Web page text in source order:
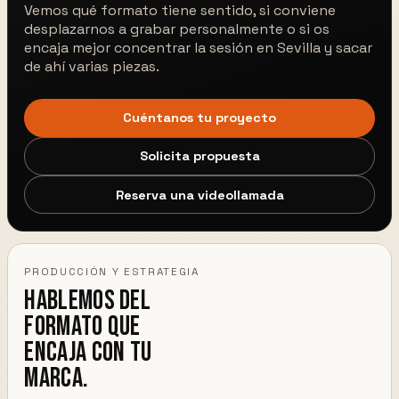
Vemos qué formato tiene sentido, si conviene
desplazarnos a grabar personalmente o si os
encaja mejor concentrar la sesión en Sevilla y sacar
de ahí varias piezas.
Cuéntanos tu proyecto
Solicita propuesta
Reserva una videollamada
PRODUCCIÓN Y ESTRATEGIA
Hablemos del
formato que
encaja con tu
marca.